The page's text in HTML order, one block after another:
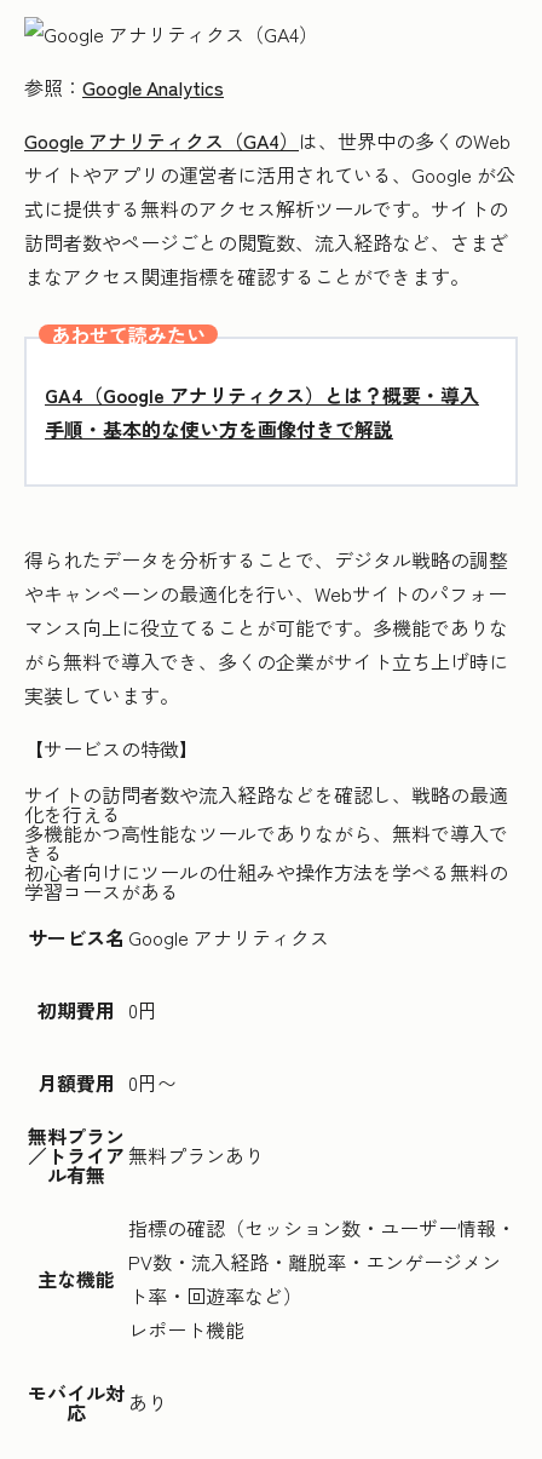
参照： Google Analytics
Google アナリティクス（GA4） は、世界中の多くのWeb
サイトやアプリの運営者に活用されている、Google が公
式に提供する無料のアクセス解析ツールです。サイトの
訪問者数やページごとの閲覧数、流入経路など、さまざ
まなアクセス関連指標を確認することができます。
あわせて読みたい
GA4（Google アナリティクス）とは？概要・導入
手順・基本的な使い方を画像付きで解説
得られたデータを分析することで、デジタル戦略の調整
やキャンペーンの最適化を行い、Webサイトのパフォー
マンス向上に役立てることが可能です。多機能でありな
がら無料で導入でき、多くの企業がサイト立ち上げ時に
実装しています。
【サービスの特徴】
サイトの訪問者数や流入経路などを確認し、戦略の最適
化を行える
多機能かつ高性能なツールでありながら、無料で導入で
きる
初心者向けにツールの仕組みや操作方法を学べる無料の
学習コースがある
サービス名 Google アナリティクス
初期費用 0円
月額費用 0円〜
無料プラン
／トライア
ル有無
無料プランあり
主な機能
指標の確認（セッション数・ユーザー情報・
PV数・流入経路・離脱率・エンゲージメン
ト率・回遊率など）
レポート機能
モバイル対
応 あり